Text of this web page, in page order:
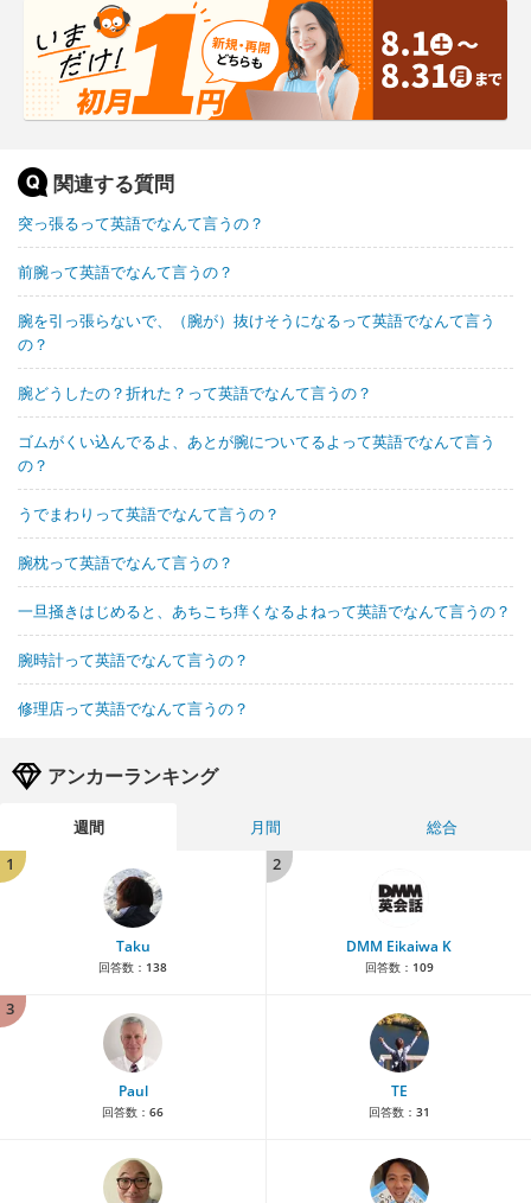
関連する質問
突っ張るって英語でなんて言うの？
前腕って英語でなんて言うの？
腕を引っ張らないで、（腕が）抜けそうになるって英語でなんて言う
の？
腕どうしたの？折れた？って英語でなんて言うの？
ゴムがくい込んでるよ、あとが腕についてるよって英語でなんて言う
の？
うでまわりって英語でなんて言うの？
腕枕って英語でなんて言うの？
一旦掻きはじめると、あちこち痒くなるよねって英語でなんて言うの？
腕時計って英語でなんて言うの？
修理店って英語でなんて言うの？
アンカーランキング
週間 月間
総合
1
Taku
回答数： 138
2
DMM Eikaiwa K
回答数： 109
3
Paul
回答数： 66
TE
回答数： 31